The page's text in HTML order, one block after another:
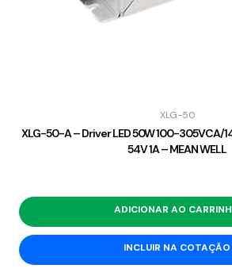
XLG-50
XLG-50-A – Driver LED 50W 100-305VCA/
54V 1A – MEAN WELL
ADICIONAR AO
INCLUIR NA COTAÇÃO